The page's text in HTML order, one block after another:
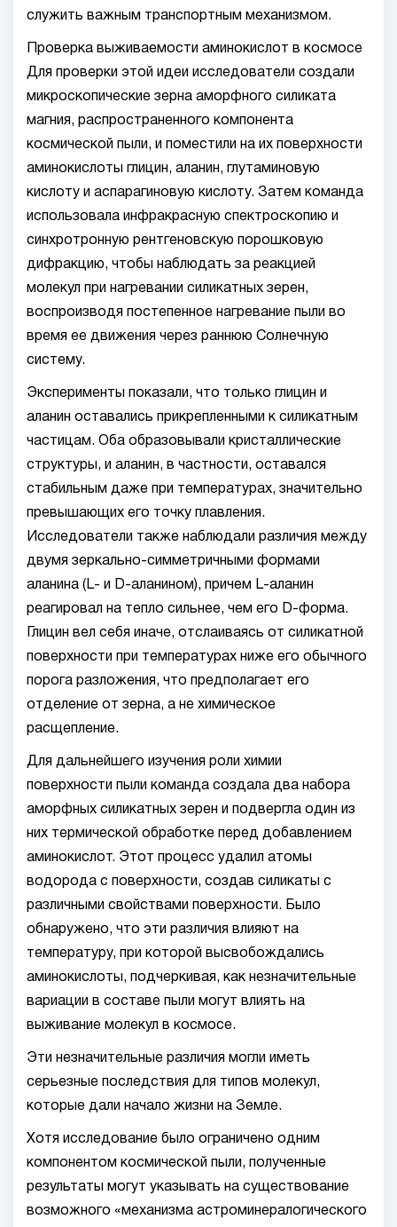
служить важным транспортным механизмом.
Проверка выживаемости аминокислот в космосе
Для проверки этой идеи исследователи создали
микроскопические зерна аморфного силиката
магния, распространенного компонента
космической пыли, и поместили на их поверхности
аминокислоты глицин, аланин, глутаминовую
кислоту и аспарагиновую кислоту. Затем команда
использовала инфракрасную спектроскопию и
синхротронную рентгеновскую порошковую
дифракцию, чтобы наблюдать за реакцией
молекул при нагревании силикатных зерен,
воспроизводя постепенное нагревание пыли во
время ее движения через раннюю Солнечную
систему.
Эксперименты показали, что только глицин и
аланин оставались прикрепленными к силикатным
частицам. Оба образовывали кристаллические
структуры, и аланин, в частности, оставался
стабильным даже при температурах, значительно
превышающих его точку плавления.
Исследователи также наблюдали различия между
двумя зеркально-симметричными формами
аланина (L- и D-аланином), причем L-аланин
реагировал на тепло сильнее, чем его D-форма.
Глицин вел себя иначе, отслаиваясь от силикатной
поверхности при температурах ниже его обычного
порога разложения, что предполагает его
отделение от зерна, а не химическое
расщепление.
Для дальнейшего изучения роли химии
поверхности пыли команда создала два набора
аморфных силикатных зерен и подвергла один из
них термической обработке перед добавлением
аминокислот. Этот процесс удалил атомы
водорода с поверхности, создав силикаты с
различными свойствами поверхности. Было
обнаружено, что эти различия влияют на
температуру, при которой высвобождались
аминокислоты, подчеркивая, как незначительные
вариации в составе пыли могут влиять на
выживание молекул в космосе.
Эти незначительные различия могли иметь
серьезные последствия для типов молекул,
которые дали начало жизни на Земле.
Хотя исследование было ограничено одним
компонентом космической пыли, полученные
результаты могут указывать на существование
возможного «механизма астроминералогического